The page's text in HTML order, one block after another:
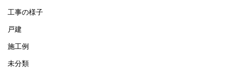
工事の様子
戸建
施工例
未分類